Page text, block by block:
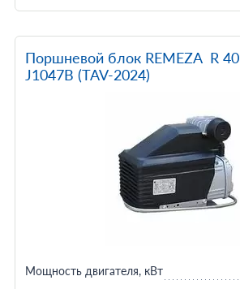
Поршневой блок REMEZA R
J1047B (TAV-2024)
Мощность двигателя, кВт